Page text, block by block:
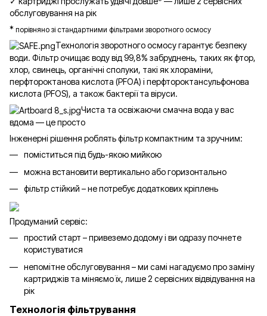
обслуговування на рік
* порівняно зі стандартними фільтрами зворотного осмосу
Технологія зворотного осмосу гарантує безпеку
води. Фільтр очищає воду від 99,8% забруднень, таких як фтор,
хлор, свинець, органічні сполуки, такі як хлораміни,
перфтороктанова кислота (PFOA) і перфтороктансульфонова
кислота (PFOS), а також бактерії та віруси.
Чиста та освіжаючи смачна вода у вас
вдома — це просто
Інженерні рішення роблять фільтр компактним та зручним:
поміститься під будь-якою мийкою
можна встановити вертикально або горизонтально
фільтр стійкий – не потребує додаткових кріплень
Продуманий сервіс:
простий старт – привеземо додому і ви одразу почнете
користуватися
непомітне обслуговування – ми самі нагадуємо про заміну
картриджів та міняємо їх, лише 2 сервісних відвідування на
рік
Технологія фільтрування